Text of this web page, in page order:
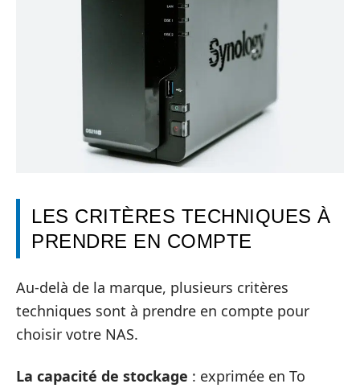
LES CRITÈRES TECHNIQUES À
PRENDRE EN COMPTE
Au-delà de la marque, plusieurs critères
techniques sont à prendre en compte pour
choisir votre NAS.
La capacité de stockage : exprimée en To